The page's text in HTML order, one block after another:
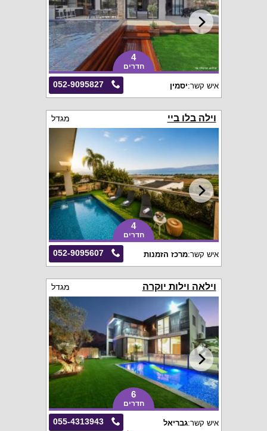
4
חדרים
052-9095827 איש קשר:יסמין
וילה בלו ביי מגדל
4
חדרים
052-9095607 איש קשר:מרכז הזמנות
וילאה וילות יוקרה מגדל
6
חדרים
055-4313943 איש קשר:גבריאל